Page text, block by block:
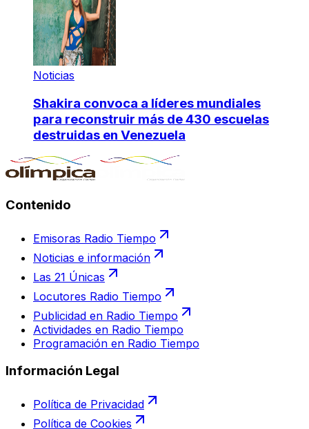
Noticias
Shakira convoca a líderes mundiales
para reconstruir más de 430 escuelas
destruidas en Venezuela
Contenido
Emisoras Radio Tiempo
Noticias e información
Las 21 Únicas
Locutores Radio Tiempo
Publicidad en Radio Tiempo
Actividades en Radio Tiempo
Programación en Radio Tiempo
Información Legal
Política de Privacidad
Política de Cookies